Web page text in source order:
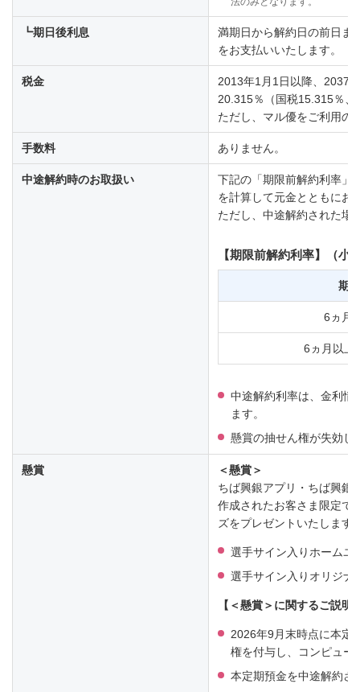
┗期日後利息
満期日から解約日の前日ま
をお支払いいたします。
税金
2013年1月1日以降、2037
20.315％（国税15.315％
ただし、マル優をご利用の
手数料 ありません。
中途解約時のお取扱い
下記の「期限前解約利率」
を計算して元金とともにお
ただし、中途解約された場
【期限前解約利率】（小
期間
6ヵ月
6ヵ月以上
中途解約利率は、金利情
ます。
懸賞の抽せん権が失効し
懸賞
＜懸賞＞
ちば興銀アプリ・ちば興銀
作成されたお客さま限定で
ズをプレゼントいたします
選手サイン入りホーム
選手サイン入りオリジ
【＜懸賞＞に関するご説明
2026年9月末時点に本定
権を付与し、コンピュー
本定期預金を中途解約さ